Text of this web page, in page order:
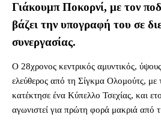
Γιάκουμπ Ποκορνί, με τον
βάζει την υπογραφή του σε
συνεργασίας.
O 28χρονος κεντρικός αμυντικός,
ελεύθερος από τη Σίγκμα Ολομούτς, με
κατέκτησε ένα Κύπελλο Τσεχίας, και
αγωνιστεί για πρώτη φορά μακριά από